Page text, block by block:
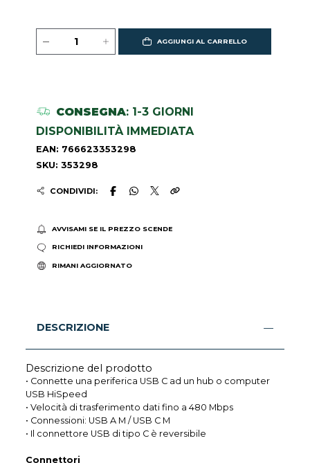
AGGIUNGI AL CARRELLO
CONSEGNA: 1-3 GIORNI
DISPONIBILITÀ IMMEDIATA
EAN: 766623353298
SKU: 353298
CONDIVIDI:
AVVISAMI SE IL PREZZO SCENDE
RICHIEDI INFORMAZIONI
RIMANI AGGIORNATO
DESCRIZIONE
Descrizione del prodotto
• Connette una periferica USB C ad un hub o computer
USB HiSpeed
• Velocità di trasferimento dati fino a 480 Mbps
• Connessioni: USB A M / USB C M
• Il connettore USB di tipo C è reversibile
Connettori